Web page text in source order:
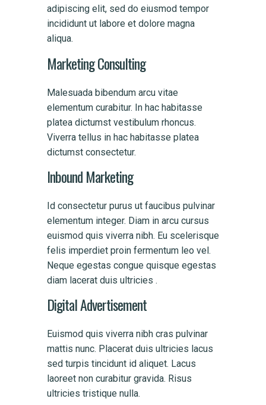
adipiscing elit, sed do eiusmod tempor
incididunt ut labore et dolore magna
aliqua.
Marketing Consulting
Malesuada bibendum arcu vitae
elementum curabitur. In hac habitasse
platea dictumst vestibulum rhoncus.
Viverra tellus in hac habitasse platea
dictumst consectetur.
Inbound Marketing
Id consectetur purus ut faucibus pulvinar
elementum integer. Diam in arcu cursus
euismod quis viverra nibh. Eu scelerisque
felis imperdiet proin fermentum leo vel.
Neque egestas congue quisque egestas
diam lacerat duis ultricies .
Digital Advertisement
Euismod quis viverra nibh cras pulvinar
mattis nunc. Placerat duis ultricies lacus
sed turpis tincidunt id aliquet. Lacus
laoreet non curabitur gravida. Risus
ultricies tristique nulla.